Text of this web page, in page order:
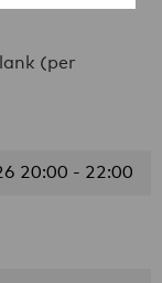
(per
20:00 - 22:00